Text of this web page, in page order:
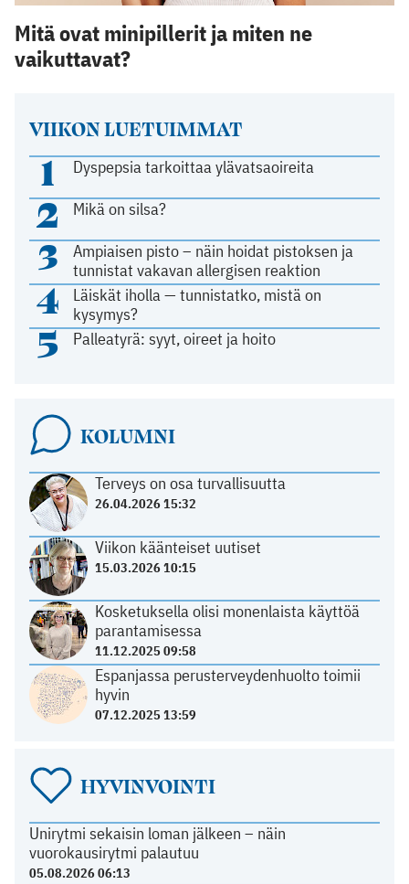
VIIKON LUETUIMMAT
1 Dyspepsia tarkoittaa ylävatsaoireita
2 Mikä on silsa?
3
Ampiaisen pisto – näin hoidat pistoksen ja
tunnistat vakavan allergisen reaktion
4
Läiskät iholla — tunnistatko, mistä on
kysymys?
5 Palleatyrä: syyt, oireet ja hoito
KOLUMNI
Terveys on osa turvallisuutta
26.04.2026 15:32
Viikon käänteiset uutiset
15.03.2026 10:15
Kosketuksella olisi monenlaista käyttöä
parantamisessa
11.12.2025 09:58
Espanjassa perusterveydenhuolto toimii
hyvin
07.12.2025 13:59
HYVINVOINTI
Unirytmi sekaisin loman jälkeen – näin
vuorokausirytmi palautuu
05.08.2026 06:13
Mitä ovat minipillerit ja miten ne
vaikuttavat?